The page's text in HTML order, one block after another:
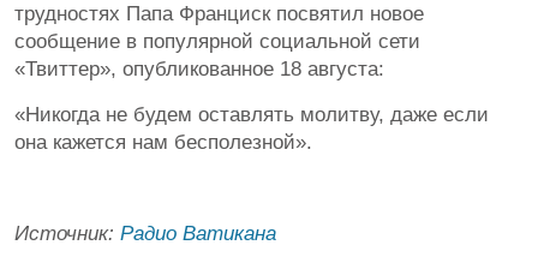
трудностях Папа Франциск посвятил новое
сообщение в популярной социальной сети
«Твиттер», опубликованное 18 августа:
«Никогда не будем оставлять молитву, даже если
она кажется нам бесполезной».
Источник: Радио Ватикана